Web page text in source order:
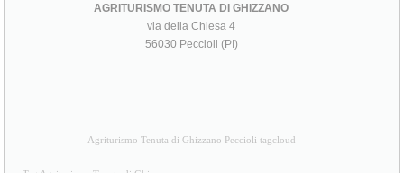
AGRITURISMO TENUTA DI GHIZZANO
via della Chiesa 4
56030 Peccioli (PI)
Agriturismo Tenuta di Ghizzano Peccioli tagcloud